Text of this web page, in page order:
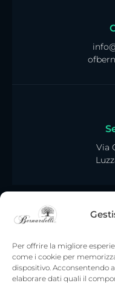
Per offrire la migliore
come i cookie per
dispositivo. Acconsentendo
elaborare dati quali il
Via